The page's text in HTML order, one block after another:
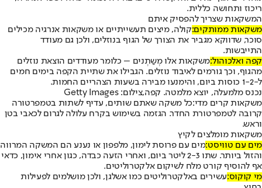
ריכוז ותחושה כללית.
המשקאות שצריך להפסיק איתם
משקאות ממותקים:קולה, מיצים תעשייתיים או משקאות אנרגיה מכילים
סוכר, שדווקא מגביר את הצורך של הגוף בנוזלים, ולכן גם מעודד
התייבשות.
קפה ואלכוהול:משקאות אלו מְשַתְנים – כלומר מעודדים הוצאת נוזלים
מהגוף, וכך גורמים לאיבוד נוזלים. הגבילו את שתיית הקפה בימים חמים
ל-1-2 כוסות ביום, והימנעו מבירה בשעות הצהריים החמות.
נכנס מלמעלה, יוצא מלמטה. קפה,צילום: Getty Images
משקאות קרים מדי:כל משקה שאתם שותים, עדיף לשתות בטמפרטורה
קרובה לטמפרטורת החדר. הגזמה בשימוש בקרח עלולה לגרום לכאבי בטן
וראש.
משקאות מומלצים לקיץ
מים עם טוויסט:מים עם פרוסת לימון, מלפפון או נענע הם המשקה המרווה
והזול ביותר. שתו 2-3 ליטר ביום, ואחרי הזעה כבדה, כגון אחרי אימון, כדאי
אף להוסיף קורט מלח לשיקום אלקטרוליטים.
מי קוקוס:עשירים באלקטרוליטים כמו אשלגן, ולכן מושלמים לפעילות